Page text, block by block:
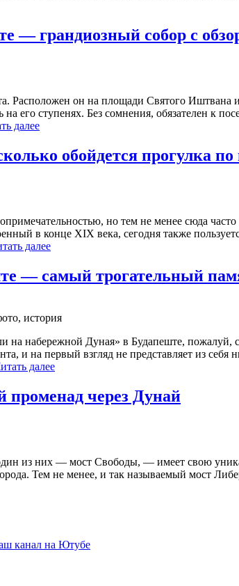
— грандиозный собор с
он на площади Святого Иштвана
его ступенях. Без сомнения, обязателен к
далее
обойдется прогулка по
но тем не менее сюда
в конце XIX века, сегодня также
далее
— самый трогательный
набережной Дуная» в Будапеште, пожалуй,
и на первый взгляд не представляет из
далее
через Дунай
из них — мост Свободы, — имеет свою
Тем не менее, и так называемый мост